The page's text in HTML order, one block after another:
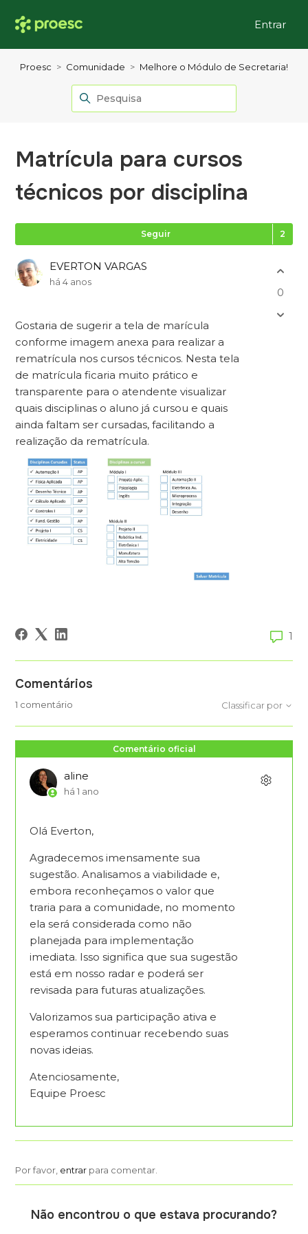
Entrar
Proesc Comunidade Melhore o Módulo de Secretaria!
Matrícula para cursos
técnicos por disciplina
Seguir
EVERTON VARGAS
há 4 anos
Gostaria de sugerir a tela de marícula
conforme imagem anexa para realizar a
rematrícula nos cursos técnicos. Nesta tela
de matrícula ficaria muito prático e
transparente para o atendente visualizar
quais disciplinas o aluno já cursou e quais
ainda faltam ser cursadas, facilitando a
realização da rematrícula.
0
1
Comentários
1 comentário Classificar por
Comentário oficial
aline
há 1 ano
Olá Everton,
Agradecemos imensamente sua
sugestão. Analisamos a viabilidade e,
embora reconheçamos o valor que
traria para a comunidade, no momento
ela será considerada como não
planejada para implementação
imediata. Isso significa que sua sugestão
está em nosso radar e poderá ser
revisada para futuras atualizações.
Valorizamos sua participação ativa e
esperamos continuar recebendo suas
novas ideias.
Atenciosamente,
Equipe Proesc
Por favor, entrar para comentar.
Não encontrou o que estava procurando?